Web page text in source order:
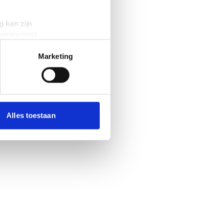
kan zijn
te bieden en om ons
die je aan ze hebt
Marketing
Alles toestaan